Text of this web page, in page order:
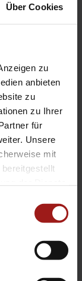
Über Cookies
zu
anbieten
zu
zu Ihrer
für
Unsere
mit
Sölde
Dorstfeld